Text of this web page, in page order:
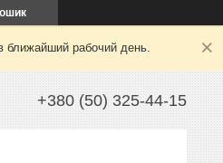
ближайший рабочий день.
+380 (50) 325-44-15